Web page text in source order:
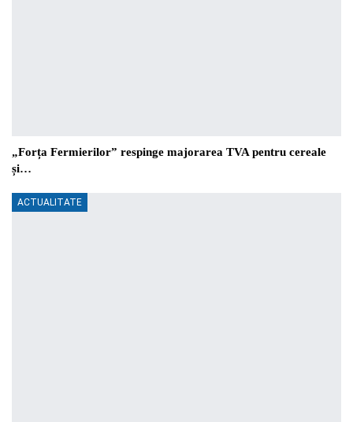
„Forța Fermierilor” respinge majorarea TVA pentru cereale
și…
ACTUALITATE